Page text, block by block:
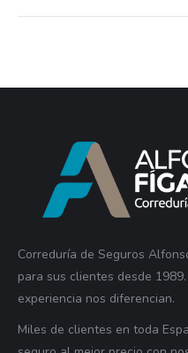
Correduría de Seguros
para sus clientes desde
experiencia nos diferencian.
Miles de clientes en toda